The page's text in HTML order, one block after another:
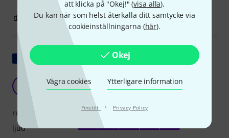
att klicka på "Okej!" (visa alla).
Du kan när som helst återkalla ditt samtycke via
cookieinställningarna (här).
Okej
Vägra cookies Ytterligare information
Finstilt · Privacy Policy
1 ANMÄL RECENSION
jag rekomenderar
Ken971 24.08.2022
respons
ljud